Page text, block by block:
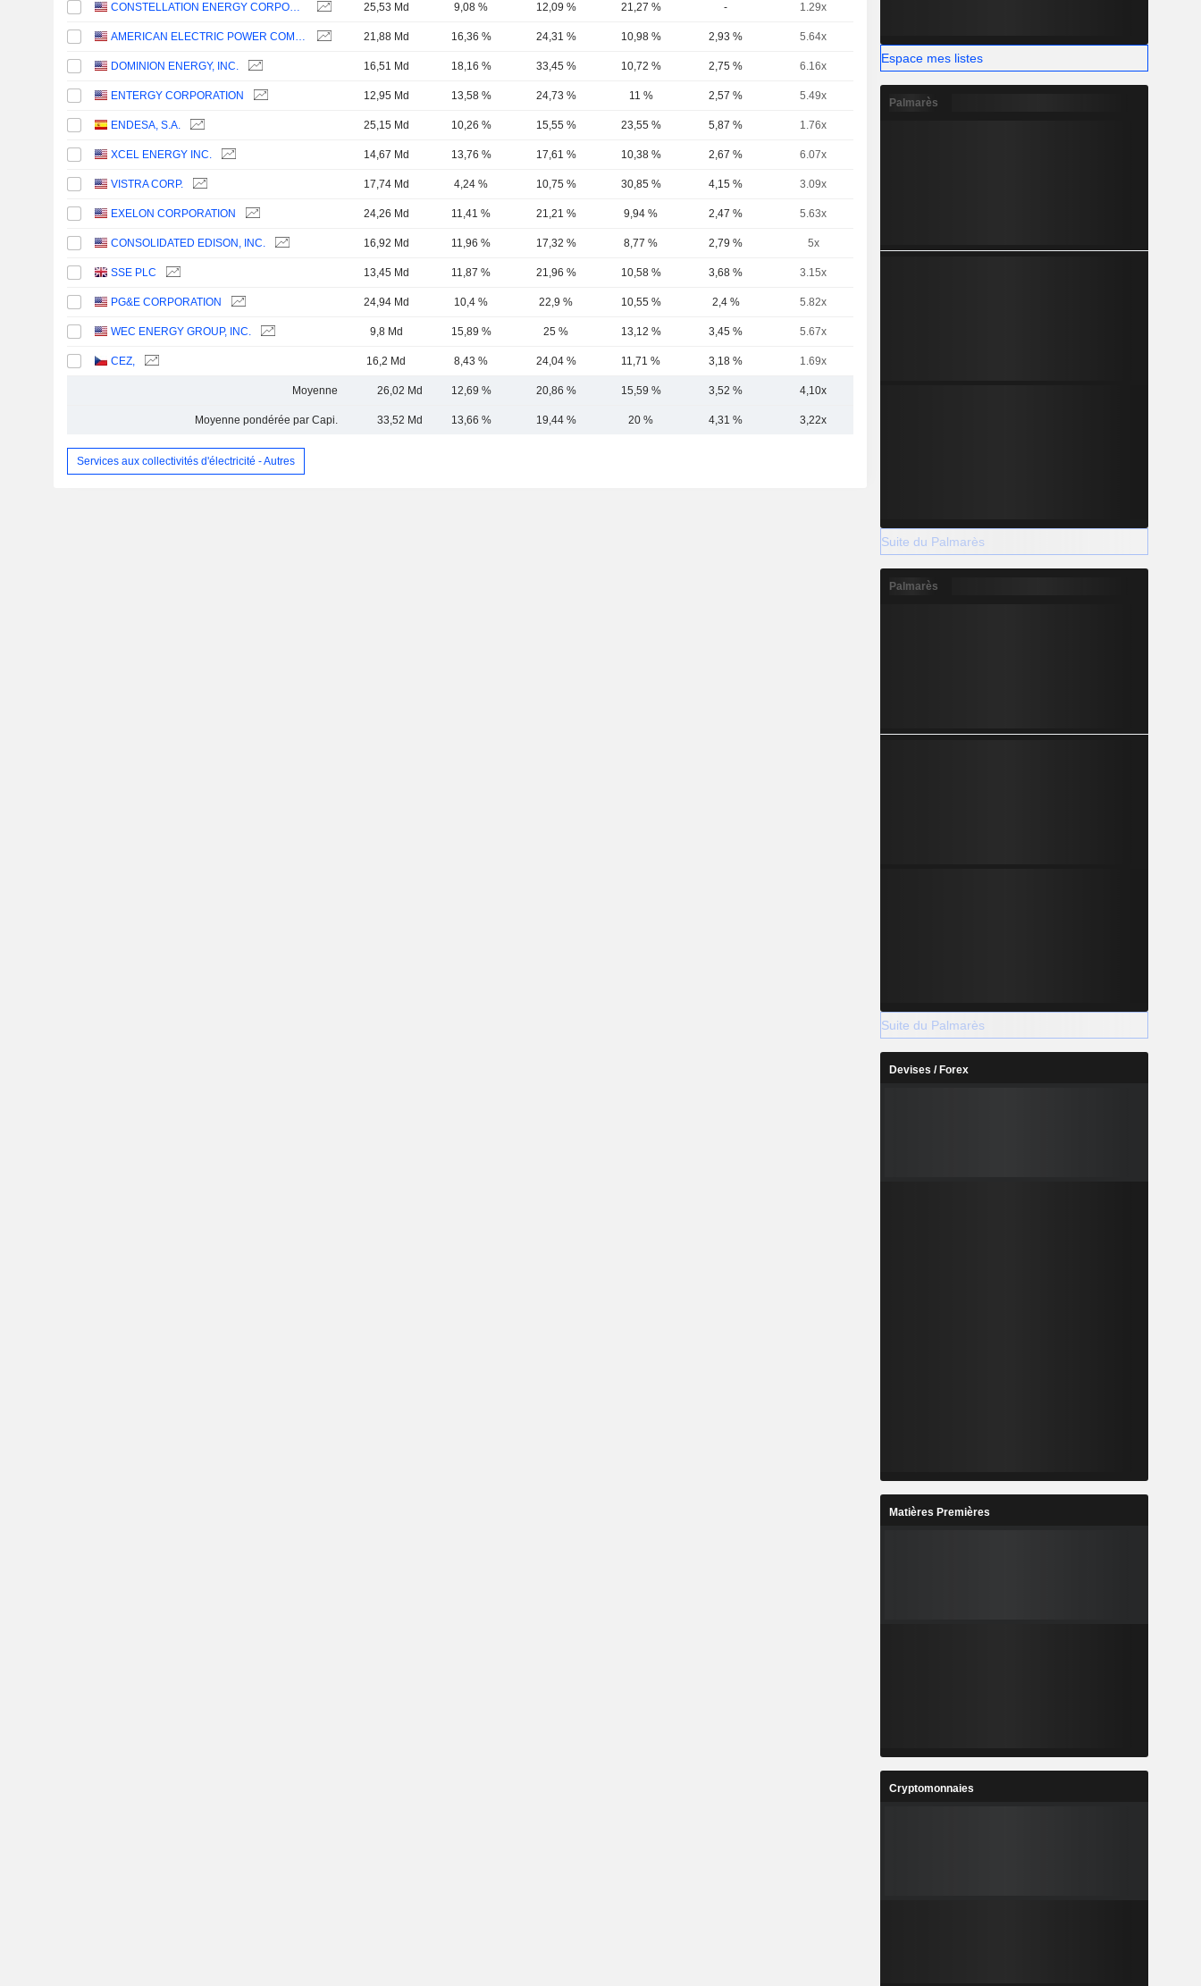
CONSTELLATION ENERGY CORPORATION 25,53 Md 9,08 % 12,09 % 21,27 % - 1.29x
AMERICAN ELECTRIC POWER COMPANY, INC. 21,88 Md 16,36 % 24,31 % 10,98 % 2,93 % 5.64x
DOMINION ENERGY, INC. 16,51 Md 18,16 % 33,45 % 10,72 % 2,75 % 6.16x
ENTERGY CORPORATION 12,95 Md 13,58 % 24,73 % 11 % 2,57 % 5.49x
ENDESA, S.A. 25,15 Md 10,26 % 15,55 % 23,55 % 5,87 % 1.76x
XCEL ENERGY INC. 14,67 Md 13,76 % 17,61 % 10,38 % 2,67 % 6.07x
VISTRA CORP. 17,74 Md 4,24 % 10,75 % 30,85 % 4,15 % 3.09x
EXELON CORPORATION 24,26 Md 11,41 % 21,21 % 9,94 % 2,47 % 5.63x
CONSOLIDATED EDISON, INC. 16,92 Md 11,96 % 17,32 % 8,77 % 2,79 % 5x
SSE PLC 13,45 Md 11,87 % 21,96 % 10,58 % 3,68 % 3.15x
PG&E CORPORATION 24,94 Md 10,4 % 22,9 % 10,55 % 2,4 % 5.82x
WEC ENERGY GROUP, INC. 9,8 Md 15,89 % 25 % 13,12 % 3,45 % 5.67x
CEZ, 16,2 Md 8,43 % 24,04 % 11,71 % 3,18 % 1.69x
Moyenne 26,02 Md 12,69 % 20,86 % 15,59 % 3,52 % 4,10x
Moyenne pondérée par Capi. 33,52 Md 13,66 % 19,44 % 20 % 4,31 % 3,22x
Services aux collectivités d'électricité - Autres
Espace mes listes
Palmarès
Suite du Palmarès
Palmarès
Suite du Palmarès
Devises / Forex
Matières Premières
Cryptomonnaies